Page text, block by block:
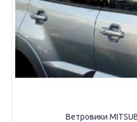
Ветровики